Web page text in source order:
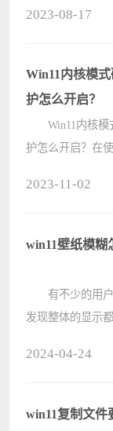
吧。 操作如
下????
2023-08-17
Win11内核模
护怎么开启？
Win11内核模
护怎么开启？在
已关闭，不知道
2023-11-02
win11壁纸模糊
有不少的用户
发现整体的显示
本站来为用户们
2024-04-24
win11复制文件